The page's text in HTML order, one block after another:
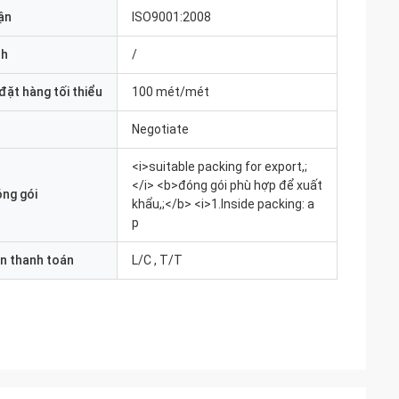
ISO9001:2008
/
hàng tối thiểu 100 mét/mét
Negotiate
gói
<i>suitable packing for export,;
</i> <b>đóng gói phù hợp để xuất
khẩu,;</b> <i>1.Inside packing: a
p
thanh toán L/C , T/T